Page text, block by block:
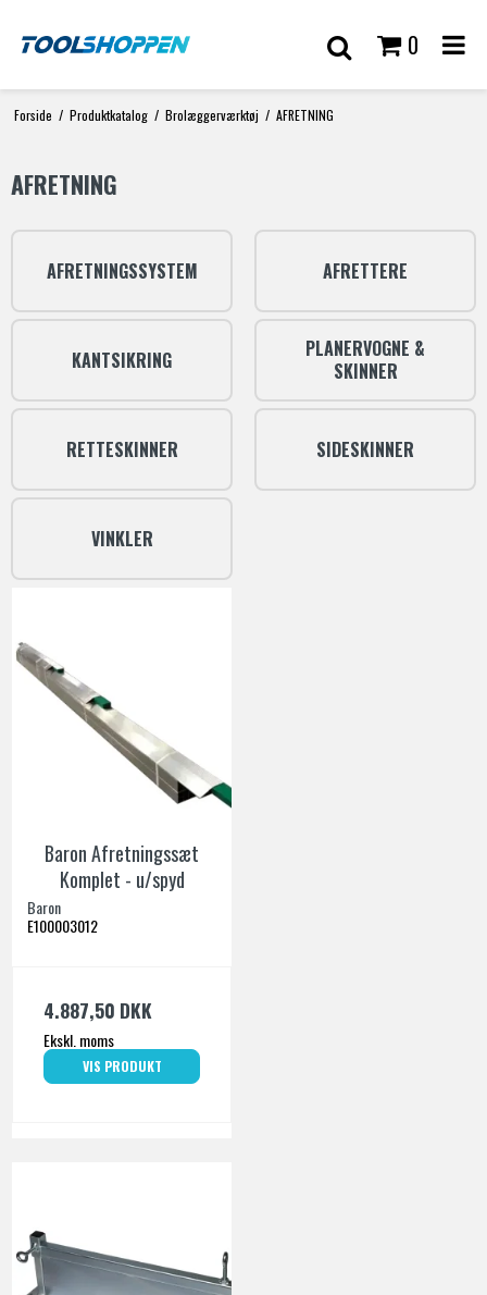
0
Forside / Produktkatalog / Brolæggerværktøj / AFRETNING
AFRETNING
AFRETNINGSSYSTEM AFRETTERE
KANTSIKRING
PLANERVOGNE &
SKINNER
RETTESKINNER SIDESKINNER
VINKLER
Baron Afretningssæt
Komplet - u/spyd
Baron
E100003012
4.887,50 DKK
Ekskl. moms
VIS PRODUKT